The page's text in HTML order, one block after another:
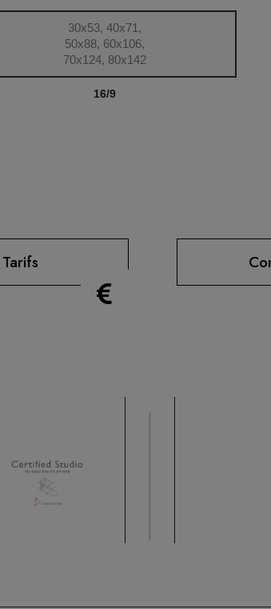
30x53, 40x71,
50x88, 60x106,
70x124, 80x142
16/9